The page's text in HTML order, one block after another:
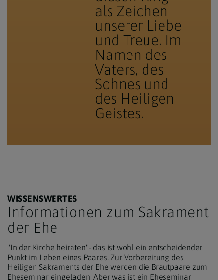
als Zeichen
unserer Liebe
und Treue. Im
Namen des
Vaters, des
Sohnes und
des Heiligen
Geistes.
WISSENSWERTES
Informationen zum Sakrament
der Ehe
"In der Kirche heiraten"- das ist wohl ein entscheidender
Punkt im Leben eines Paares. Zur Vorbereitung des
Heiligen Sakraments der Ehe werden die Brautpaare zum
Eheseminar eingeladen. Aber was ist ein Eheseminar